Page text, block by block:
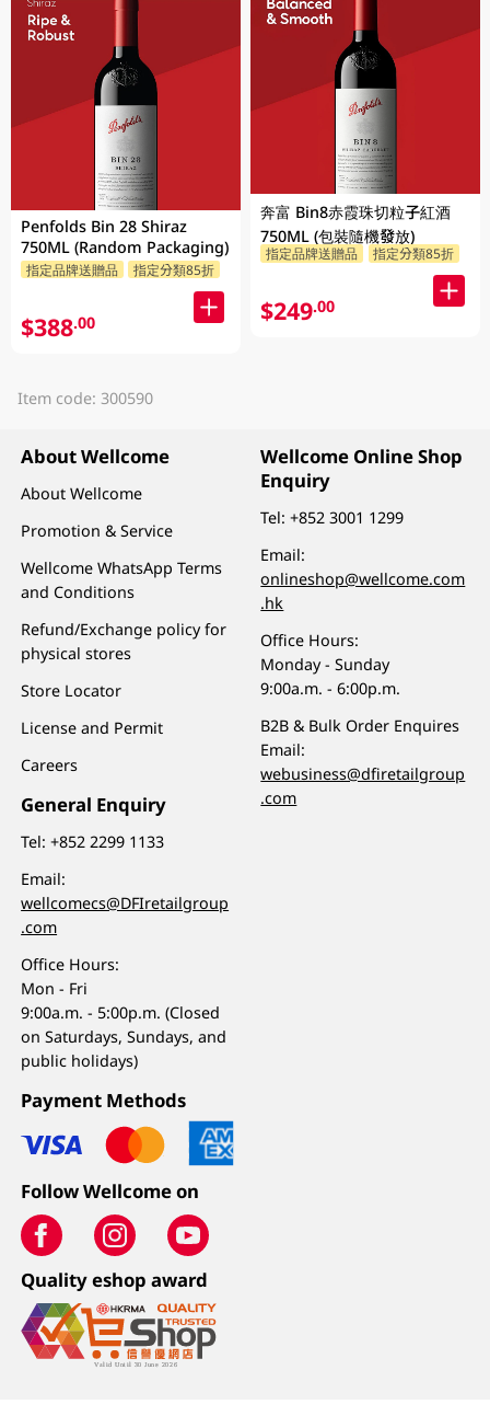
Penfolds Bin 28 Shiraz
750ML (Random Packaging)
指定品牌送贈品 指定分類85折
$388.00
奔富 Bin8赤霞珠切粒子紅酒
750ML (包裝隨機發放)
指定品牌送贈品 指定分類85折
$249.00
Item code: 300590
About Wellcome
About Wellcome
Promotion & Service
Wellcome WhatsApp Terms
and Conditions
Refund/Exchange policy for
physical stores
Store Locator
License and Permit
Careers
General Enquiry
Tel:+852 2299 1133
Email:
wellcomecs@DFIretailgroup
.com
Office Hours:
Mon - Fri
9:00a.m. - 5:00p.m. (Closed
on Saturdays, Sundays, and
public holidays)
Wellcome Online Shop
Enquiry
Tel:+852 3001 1299
Email:
onlineshop@wellcome.com
.hk
Office Hours:
Monday - Sunday
9:00a.m. - 6:00p.m.
B2B & Bulk Order Enquires
Email:
webusiness@dfiretailgroup
.com
Payment Methods
Follow Wellcome on
Quality eshop award